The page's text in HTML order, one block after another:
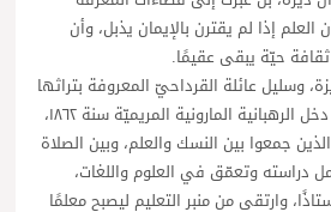
إذا لم يقترن بالإيمان يذبل، وأن
حيّة يبقى عقيمًا.
وسليل عائلة القرداحيّ المعروفة بتراثها
الروحيّ والزمنيّ والأدبيّ، دخل الرهبانية المارونية المريميّة سنة ١٨٦٢،
جمعوا بين النسك والعلم، وبين الصلاة
دراسته وتعمّق في العلوم واللغات،
وارتقى من منبر التعليم ليصبح معلمًا